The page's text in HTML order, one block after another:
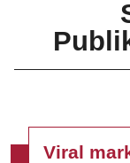
Viral